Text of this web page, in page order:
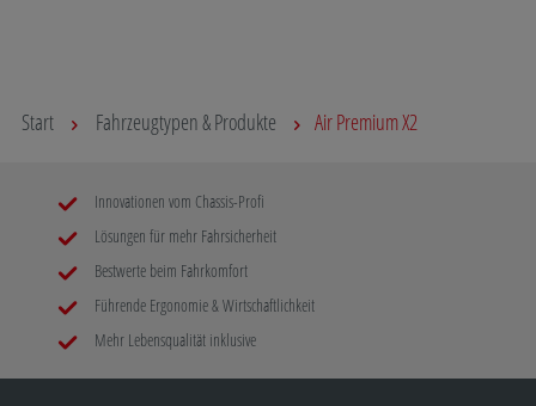
Start Fahrzeugtypen & Produkte Air Premium X2
Innovationen vom Chassis-Profi
Lösungen für mehr Fahrsicherheit
Bestwerte beim Fahrkomfort
Führende Ergonomie & Wirtschaftlichkeit
Mehr Lebensqualität inklusive